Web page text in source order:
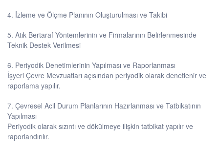
4. İzleme ve Ölçme Planının Oluşturulması ve Takibi
5. Atık Bertaraf Yöntemlerinin ve Firmalarının Belirlenmesinde
Teknik Destek Verilmesi
6. Periyodik Denetimlerinin Yapılması ve Raporlanması
İşyeri Çevre Mevzuatları açısından periyodik olarak denetlenir ve
raporlama yapılır.
7. Çevresel Acil Durum Planlarının Hazırlanması ve Tatbikatının
Yapılması
Periyodik olarak sızıntı ve dökülmeye ilişkin tatbikat yapılır ve
raporlandırılır.